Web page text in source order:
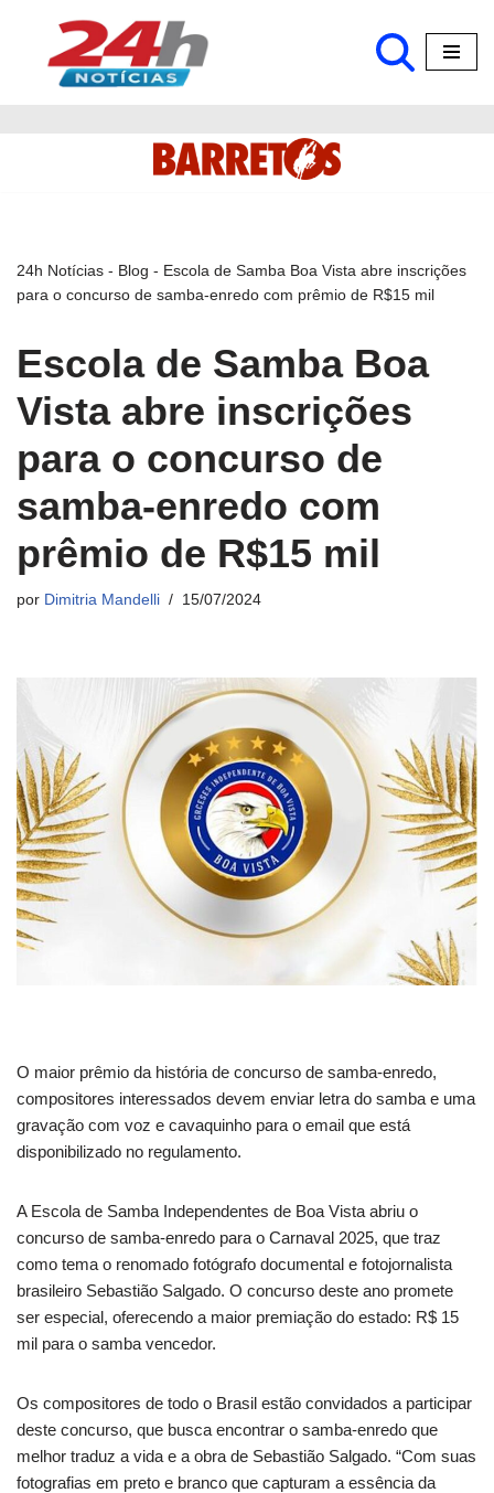
Pular
24h Notícias - Blog - Escola de Samba Boa Vista abre inscrições
para o concurso de samba-enredo com prêmio de R$15 mil
Escola de Samba Boa
Vista abre inscrições
para o concurso de
samba-enredo com
prêmio de R$15 mil
por Dimitria Mandelli 15/07/2024
O maior prêmio da história de concurso de samba-enredo,
compositores interessados devem enviar letra do samba e uma
gravação com voz e cavaquinho para o email que está
disponibilizado no regulamento.
A Escola de Samba Independentes de Boa Vista abriu o
concurso de samba-enredo para o Carnaval 2025, que traz
como tema o renomado fotógrafo documental e fotojornalista
brasileiro Sebastião Salgado. O concurso deste ano promete
ser especial, oferecendo a maior premiação do estado: R$ 15
mil para o samba vencedor.
Os compositores de todo o Brasil estão convidados a participar
deste concurso, que busca encontrar o samba-enredo que
melhor traduz a vida e a obra de Sebastião Salgado. “Com suas
fotografias em preto e branco que capturam a essência da